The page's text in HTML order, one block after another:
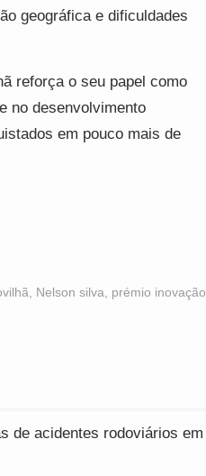
geográfica e dificuldades
reforça o seu papel como
no desenvolvimento
em pouco mais de
Nelson silva
prémio inovação
de acidentes rodoviários em